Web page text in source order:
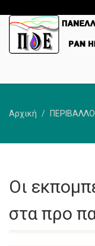
Αρχική
Οι
στα προ